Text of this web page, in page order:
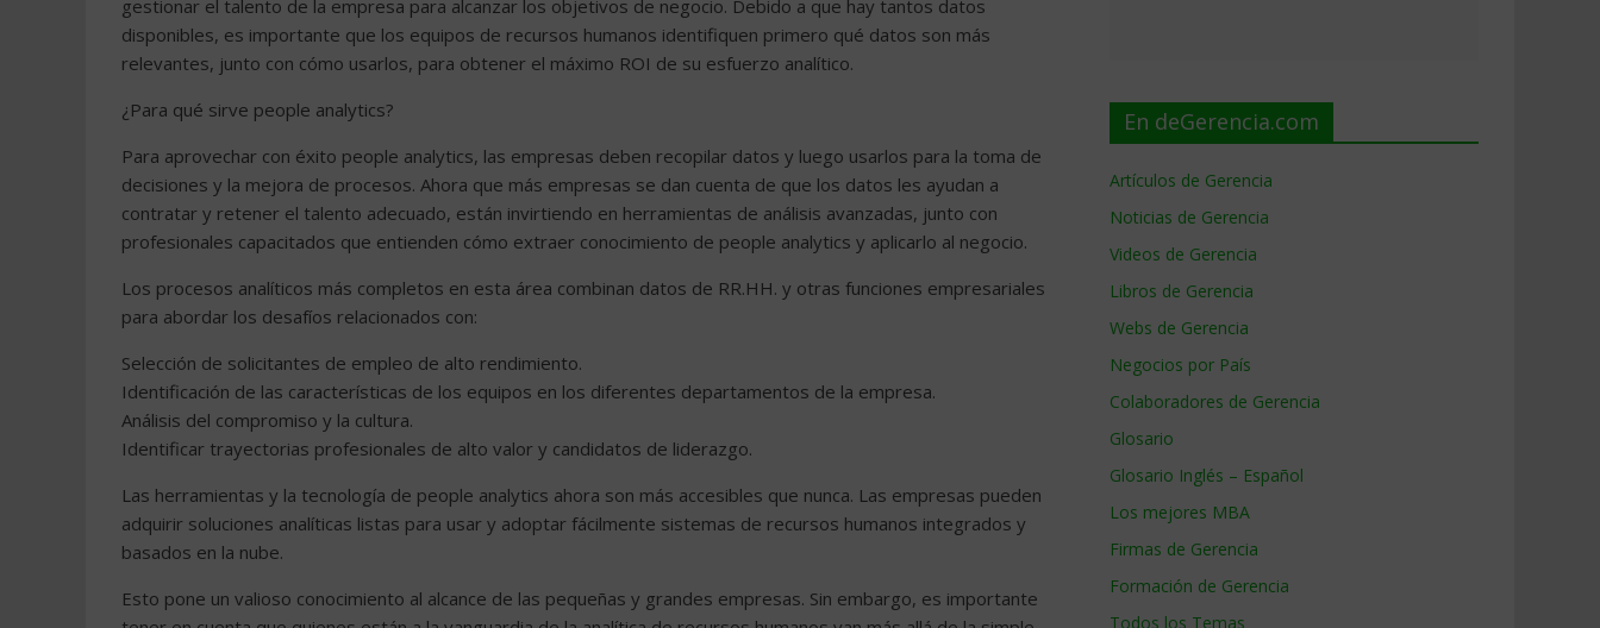
gestionar el talento de la empresa para alcanzar los objetivos de negocio. Debido a que hay tantos datos
disponibles, es importante que los equipos de recursos humanos identifiquen primero qué datos son más
relevantes, junto con cómo usarlos, para obtener el máximo ROI de su esfuerzo analítico.
¿Para qué sirve people analytics?
Para aprovechar con éxito people analytics, las empresas deben recopilar datos y luego usarlos para la toma de
decisiones y la mejora de procesos. Ahora que más empresas se dan cuenta de que los datos les ayudan a
contratar y retener el talento adecuado, están invirtiendo en herramientas de análisis avanzadas, junto con
profesionales capacitados que entienden cómo extraer conocimiento de people analytics y aplicarlo al negocio.
Los procesos analíticos más completos en esta área combinan datos de RR.HH. y otras funciones empresariales
para abordar los desafíos relacionados con:
Selección de solicitantes de empleo de alto rendimiento.
Identificación de las características de los equipos en los diferentes departamentos de la empresa.
Análisis del compromiso y la cultura.
Identificar trayectorias profesionales de alto valor y candidatos de liderazgo.
Las herramientas y la tecnología de people analytics ahora son más accesibles que nunca. Las empresas pueden
adquirir soluciones analíticas listas para usar y adoptar fácilmente sistemas de recursos humanos integrados y
basados ​​en la nube.
Esto pone un valioso conocimiento al alcance de las pequeñas y grandes empresas. Sin embargo, es importante
En deGerencia.com
Artículos de Gerencia
Noticias de Gerencia
Videos de Gerencia
Libros de Gerencia
Webs de Gerencia
Negocios por País
Colaboradores de Gerencia
Glosario
Glosario Inglés – Español
Los mejores MBA
Firmas de Gerencia
Formación de Gerencia
Todos los Temas